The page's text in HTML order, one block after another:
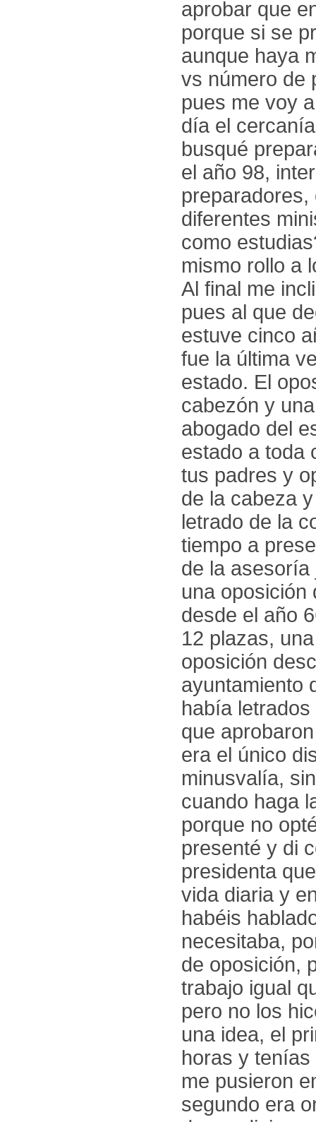
aprobar que
porque si se
aunque haya
vs número de
pues me voy
día el
busqué
el año 98,
diferentes
como
mismo rollo a
Al final me
pues al que
estuve cinco
fue la última
estado. El
cabezón y
abogado del
estado a toda
tus padres y
de la cabeza
letrado de la
tiempo a
de la asesoría
una oposición
desde el año
12 plazas,
oposición
ayuntamiento
había
que
era el único
minusvalía,
cuando haga
porque no
presenté y di
presidenta
vida diaria y
habéis
necesitaba,
de oposición,
trabajo igual
pero no los
una idea, el
horas y
me pusieron
segundo era